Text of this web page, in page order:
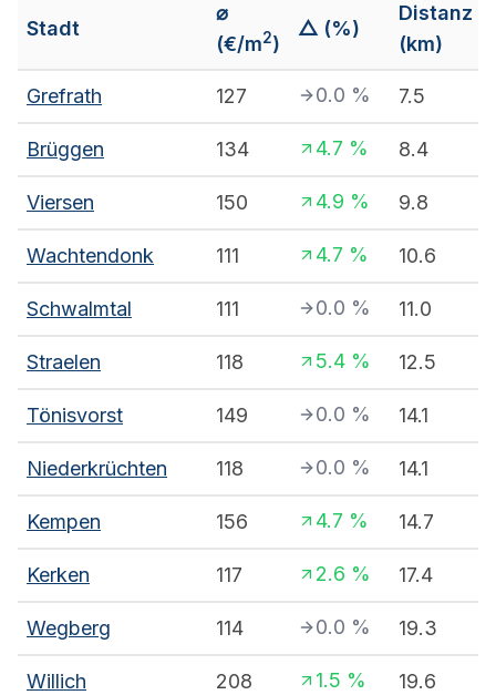
Stadt
⌀
(€/m2)
△ (%)
Distanz
(km)
Grefrath 127 0.0 % 7.5
Brüggen 134 4.7 % 8.4
Viersen 150 4.9 % 9.8
Wachtendonk 111 4.7 % 10.6
Schwalmtal 111 0.0 % 11.0
Straelen 118 5.4 % 12.5
Tönisvorst 149 0.0 % 14.1
Niederkrüchten 118 0.0 % 14.1
Kempen 156 4.7 % 14.7
Kerken 117 2.6 % 17.4
Wegberg 114 0.0 % 19.3
Willich 208 1.5 % 19.6